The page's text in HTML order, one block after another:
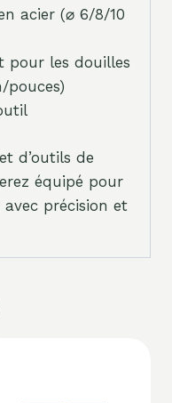
acier (⌀ 6/8/10
pour les douilles
pouces)
d’outils de
équipé pour
précision et